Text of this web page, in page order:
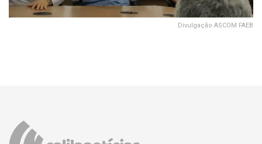
Divulgação ASCOM FAEB